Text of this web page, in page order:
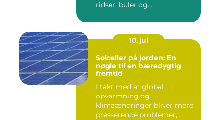
ridser, buler og...
10. jul
Solceller på jorden: En
nøgle til en bæredygtig
fremtid
I takt med at global
opvarmning og
klimaændringer bliver mere
presserende problemer,